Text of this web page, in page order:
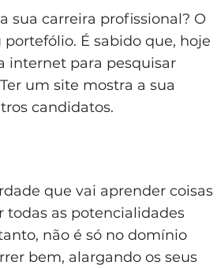
sua carreira profissional? O
É sabido que, hoje
internet para pesquisar
um site mostra a sua
candidatos.
que vai aprender coisas
todas as potencialidades
não é só no domínio
bem, alargando os seus